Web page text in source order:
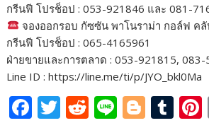
กรีนฟี โปรช็อป : 053-921846 และ 081-
จองออกรอบ กัซซัน พาโนราม่า กอล์ฟ ค
กรีนฟี โปรช็อป : 065-4165961
ฝ่ายขายและการตลาด : 053-921815, 083-
Line ID : https://line.me/ti/p/JYO_bkl0Ma
F T R Li Bl T